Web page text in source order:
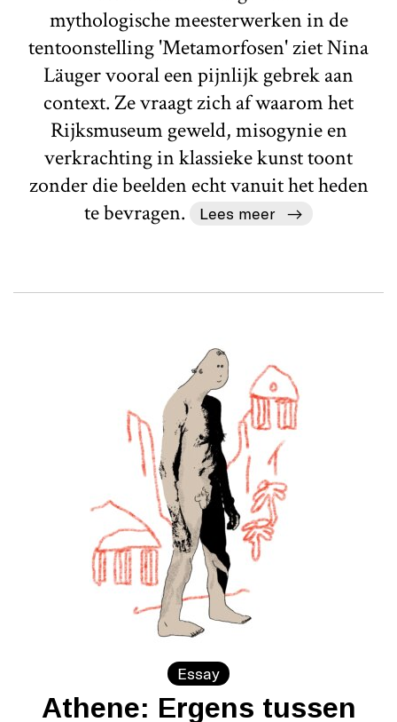
mythologische meesterwerken in de
tentoonstelling 'Metamorfosen' ziet Nina
Läuger vooral een pijnlijk gebrek aan
context. Ze vraagt zich af waarom het
Rijksmuseum geweld, misogynie en
verkrachting in klassieke kunst toont
zonder die beelden echt vanuit het heden
te bevragen.
Lees meer
Essay
Athene: Ergens tussen